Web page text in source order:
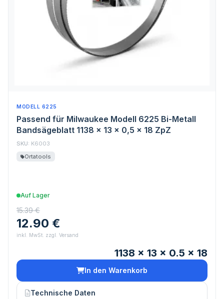
MODELL 6225
Passend für Milwaukee Modell 6225 Bi-Metall
Bandsägeblatt 1138 x 13 x 0,5 x 18 ZpZ
SKU: K6003
Ortatools
Auf Lager
15.39 €
12.90 €
inkl. MwSt. zzgl. Versand
1138 x 13 x 0.5 x 18
In den Warenkorb
Technische Daten